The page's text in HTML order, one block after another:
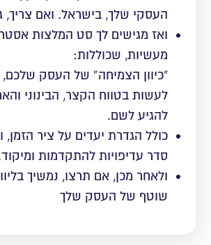
העסקי שלך, בישראל. ואם צריך,
ואז מגישים לך סט המלצות
מעשיות, שכוללות:
“כיוון הצמיחה” של העסק שלכם,
לעשות בטווח הקצר, הבינוני
להגיע לשם.
כולל הגדרת יעדים על ציר הזמן,
סדר עדיפויות להתקדמות
ולאחר מכן, אם תרצו, נמשיך
שוטף של העסק שלך